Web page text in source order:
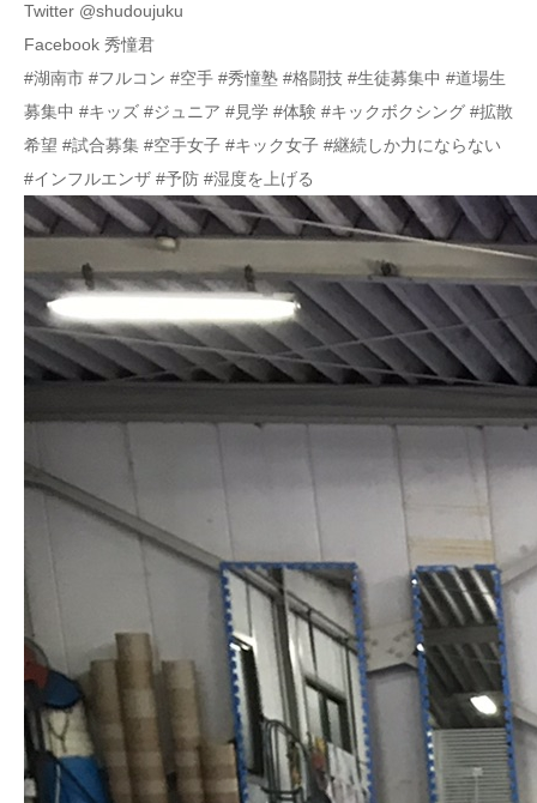
Twitter @shudoujuku
Facebook 秀憧君
#湖南市 #フルコン #空手 #秀憧塾 #格闘技 #生徒募集中 #道場生
募集中 #キッズ #ジュニア #見学 #体験 #キックボクシング #拡散
希望 #試合募集 #空手女子 #キック女子 #継続しか力にならない
#インフルエンザ #予防 #湿度を上げる